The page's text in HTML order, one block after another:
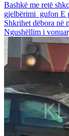
Bashkë me retë
gjelbërimi gufon E
Shkrihet dëbora në
Ngushëllim i